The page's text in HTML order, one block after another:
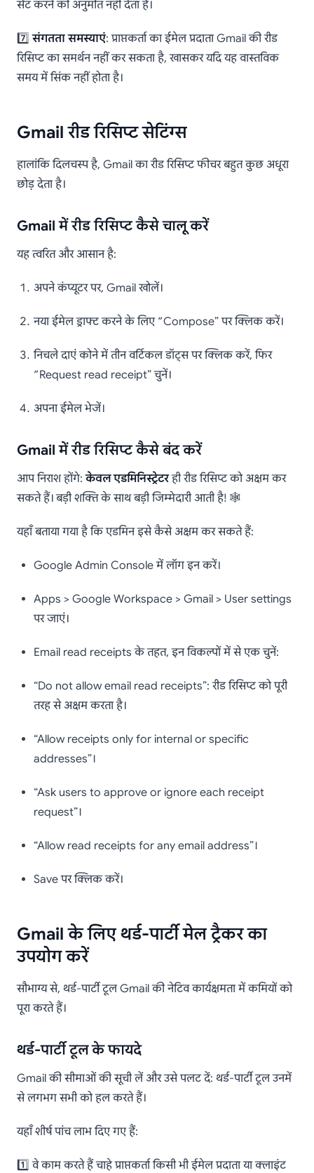
सेट करने की अनुमति नहीं देता है।
7️⃣संगतता समस्याएं: प्राप्तकर्ता का ईमेल प्रदाता Gmail की रीड
रिसिप्ट का समर्थन नहीं कर सकता है, खासकर यदि यह वास्तविक
समय में सिंक नहीं होता है।
Gmail रीड रिसिप्ट सेटिंग्स
हालांकि दिलचस्प है, Gmail का रीड रिसिप्ट फीचर बहुत कुछ अधूरा
छोड़ देता है।
Gmail में रीड रिसिप्ट कैसे चालू करें
यह त्वरित और आसान है:
अपने कंप्यूटर पर, Gmail खोलें।
नया ईमेल ड्राफ्ट करने के लिए “Compose” पर क्लिक करें।
निचले दाएं कोने में तीन वर्टिकल डॉट्स पर क्लिक करें, फिर
“Request read receipt” चुनें।
अपना ईमेल भेजें।
Gmail में रीड रिसिप्ट कैसे बंद करें
आप निराश होंगे:केवल एडमिनिस्ट्रेटरही रीड रिसिप्ट को अक्षम कर
सकते हैं। बड़ी शक्ति के साथ बड़ी जिम्मेदारी आती है! 🕸️
यहाँ बताया गया है कि एडमिन इसे कैसे अक्षम कर सकते हैं:
Google Admin Console में लॉग इन करें।
Apps > Google Workspace > Gmail > User settings
पर जाएं।
Email read receipts के तहत, इन विकल्पों में से एक चुनें:
“Do not allow email read receipts”: रीड रिसिप्ट को पूरी
तरह से अक्षम करता है।
“Allow receipts only for internal or specific
addresses”।
“Ask users to approve or ignore each receipt
request”।
“Allow read receipts for any email address”।
Save पर क्लिक करें।
Gmail के लिए थर्ड-पार्टी मेल ट्रैकर का
उपयोग करें
सौभाग्य से, थर्ड-पार्टी टूल Gmail की नेटिव कार्यक्षमता में कमियों को
पूरा करते हैं।
थर्ड-पार्टी टूल के फायदे
Gmail की सीमाओं की सूची लें और उसे पलट दें: थर्ड-पार्टी टूल उनमें
से लगभग सभी को हल करते हैं।
यहाँ शीर्ष पांच लाभ दिए गए हैं:
1️⃣ वे काम करते हैं चाहे प्राप्तकर्ता किसी भी ईमेल प्रदाता या क्लाइंट